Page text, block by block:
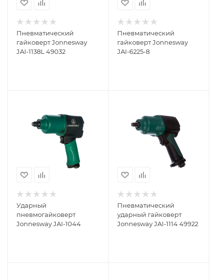
Пневматический
гайковерт Jonnesway
JAI-1138L 49032
Пневматический
гайковерт Jonnesway
JAI-6225-8
Ударный
пневмогайковерт
Jonnesway JAI-1044
Пневматический
ударный гайковерт
Jonnesway JAI-1114 49922